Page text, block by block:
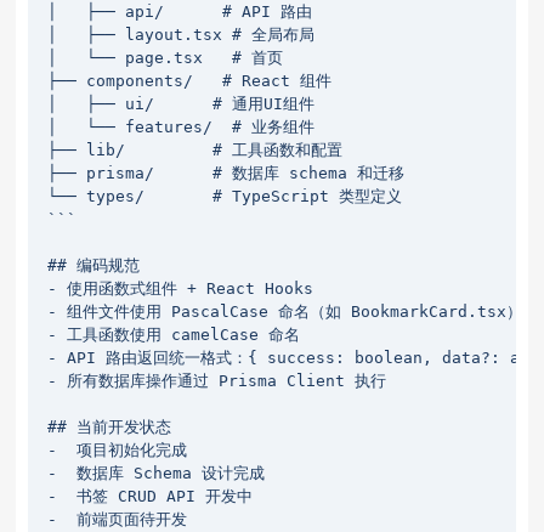
│   ├── api/      # API 路由
│   ├── layout.tsx # 全局布局
│   └── page.tsx   # 首页
├── components/   # React 组件
│   ├── ui/      # 通用UI组件
│   └── features/  # 业务组件
├── lib/         # 工具函数和配置
├── prisma/      # 数据库 schema 和迁移
└── types/       # TypeScript 类型定义
```
## 编码规范
- 使用函数式组件 + React Hooks
- 组件文件使用 PascalCase 命名（如 BookmarkCard.tsx）
- 工具函数使用 camelCase 命名
- API 路由返回统一格式：{ success: boolean, data?:
- 所有数据库操作通过 Prisma Client 执行
## 当前开发状态
-  项目初始化完成
-  数据库 Schema 设计完成
-  书签 CRUD API 开发中
-  前端页面待开发